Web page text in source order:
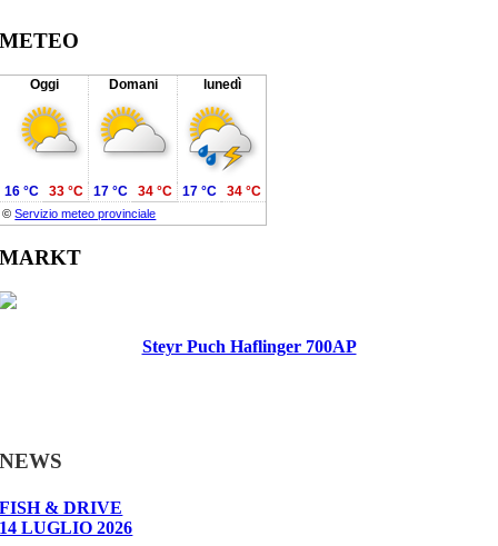
METEO
Oggi Domani lunedì
©Servizio meteo provinciale
16 °C 33 °C 17 °C 34 °C 17 °C 34 °C
MARKT
Steyr Puch Haflinger 700AP
NEWS
FISH & DRIVE
14 LUGLIO 2026